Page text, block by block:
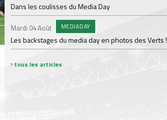
Dans les coulisses du Media Day
Mardi 04 Août MEDIADAY
Les backstages du media day en photos des Verts !
tous les articles